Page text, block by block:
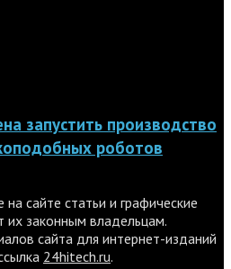
запустить производство
роботов
сайте статьи и графические
законным владельцам.
сайта для интернет-изданий
24hitech.ru.